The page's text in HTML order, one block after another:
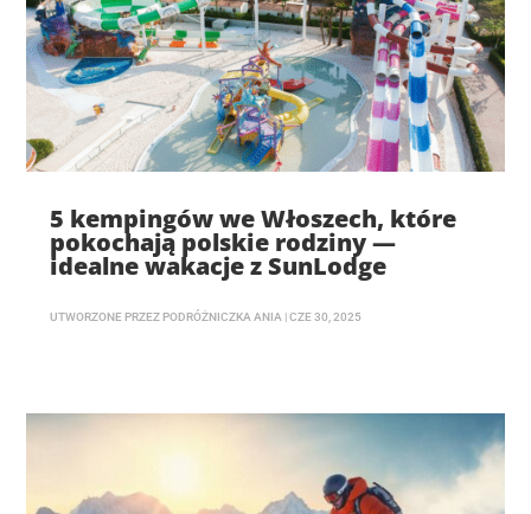
5 kempingów we Włoszech, które
pokochają polskie rodziny —
idealne wakacje z SunLodge
UTWORZONE PRZEZ PODRÓŻNICZKA ANIA |CZE 30, 2025